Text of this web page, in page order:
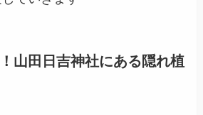
山田日吉神社にある隠れ植